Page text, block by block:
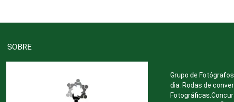
SOBRE
Grupo de
dia. Rodas de